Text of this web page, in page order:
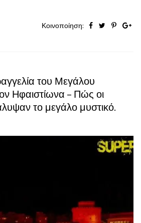
Κοινοποίηση:
του Μεγάλου
Ηφαιστίωνα – Πώς οι
το μεγάλο μυστικό.